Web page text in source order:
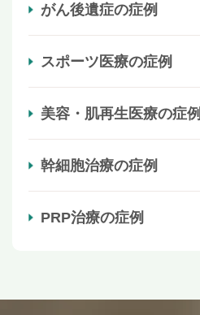
がん後遺症の症例
スポーツ医療の症例
美容・肌再生医療の症例
幹細胞治療の症例
PRP治療の症例